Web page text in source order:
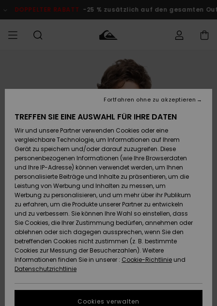
Produktinformation
DOPPELTER RABATT -25 % zusätzlich auf den gesamten
Kleidung
Accessoires
Schuhe&
Flip-Flops
Surf
Snow
Brandneu
Highlights
Kleidung
Accessoires
Schuhe&
Flip-Flops
Surf
Snow
Brandneu
Highlights
FRAUEN
Brandneu
Highlights
Snow
SURF
Surf Shop
Männer
Kinder
Highlights
Community
SNOW
Snow Shop
Männer
Snow Shop
Kinder
Snow Shop
Damen
Highlights
Community
DOPPELTER
RABATT
Outlet
Herren
KINDER
Outlet
Frauen
HILFE & KONTAKT
Auf meine
Bestellung
zugreifen
Retouren
Bezahlung
Geschenkkarte
Quiksilver
Freedom
Datenschutz
Starten Sie eine
NACHHALTIGKEIT
SHOPS
TREFFEN SIE EINE AUSWAHL FÜR IHRE DATEN
Wir und unsere Partner verwenden Cookies oder eine
vergleichbare Technologie, um Informationen auf Ihrem
Gerät zu speichern und/oder darauf zuzugreifen. Diese
personenbezogenen Informationen (wie Ihre Browserdaten
und Ihre IP-Adresse) können verwendet werden, um Ihnen
personalisierte Beiträge und Inhalte zu präsentieren, um die
Leistung von Werbung und Inhalten zu messen, um
Werbung zu personalisieren, und um mehr über ihr Publikum
zu erfahren, um die Produkte unserer Partner zu entwickeln
und zu verbessern. Sie können Ihre Wahl so einstellen, dass
Sie Cookies, die Ihrer Zustimmung bedürfen, annehmen oder
ablehnen oder sich dagegen aussprechen, wenn Sie den
betreffenden Cookies nicht zustimmen (z. B. bestimmte
Cookies zur Messung der Besucherzahlen). Weitere
Informationen finden Sie in unserer : Cookie-Richtlinie und
Datenschutzrichtlinie
Cookies verwalten
Fortfahren ohne zu akzeptieren